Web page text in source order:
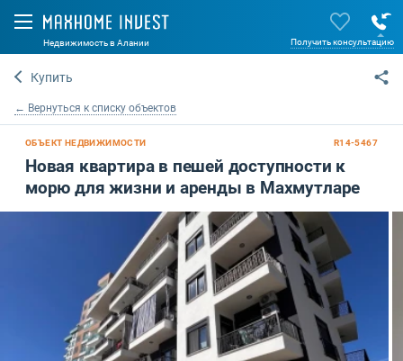
Недвижимость в Алании Получить консультацию
Купить
← Вернуться к списку объектов
ОБЪЕКТ НЕДВИЖИМОСТИ R14-5467
Новая квартира в пешей доступности к
морю для жизни и аренды в Махмутларе